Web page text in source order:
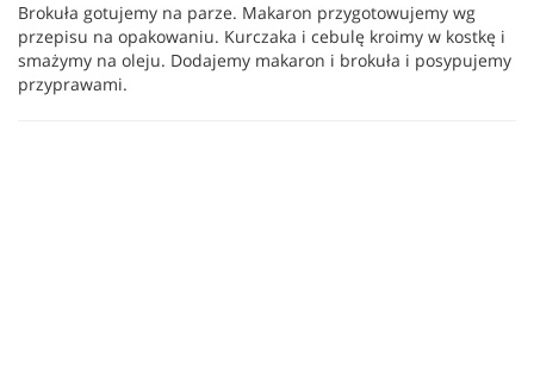
Brokuła gotujemy na parze. Makaron przygotowujemy wg
przepisu na opakowaniu. Kurczaka i cebulę kroimy w kostkę i
smażymy na oleju. Dodajemy makaron i brokuła i posypujemy
przyprawami.